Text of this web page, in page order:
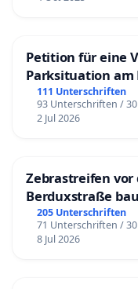
Petition für eine
Parksituation am
111 Unterschriften
93 Unterschriften / 30
2 Jul 2026
Zebrastreifen vor
Berduxstraße
205 Unterschriften
71 Unterschriften / 30
8 Jul 2026